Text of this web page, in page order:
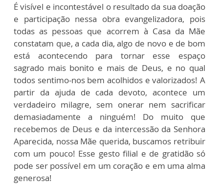
É visível e incontestável o resultado da sua doação
e participação nessa obra evangelizadora, pois
todas as pessoas que acorrem à Casa da Mãe
constatam que, a cada dia, algo de novo e de bom
está acontecendo para tornar esse espaço
sagrado mais bonito e mais de Deus, e no qual
todos sentimo-nos bem acolhidos e valorizados! A
partir da ajuda de cada devoto, acontece um
verdadeiro milagre, sem onerar nem sacrificar
demasiadamente a ninguém! Do muito que
recebemos de Deus e da intercessão da Senhora
Aparecida, nossa Mãe querida, buscamos retribuir
com um pouco! Esse gesto filial e de gratidão só
pode ser possível em um coração e em uma alma
generosa!